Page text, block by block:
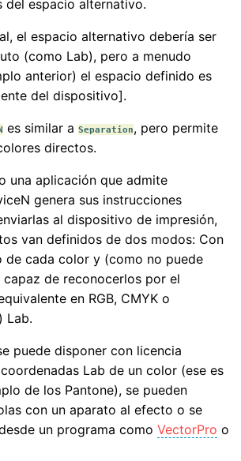
del espacio alternativo.
el espacio alternativo debería ser
(como Lab), pero a menudo
anterior) el espacio definido es
del dispositivo].
es similar a Separation, pero permite
directos.
una aplicación que admite
genera sus instrucciones
al dispositivo de impresión,
van definidos de dos modos: Con
de cada color y (como no puede
capaz de reconocerlos por el
en RGB, CMYK o
Lab.
puede disponer con licencia
Lab de un color (ese es
de los Pantone), se pueden
con un aparato al efecto o se
un programa como VectorPro o